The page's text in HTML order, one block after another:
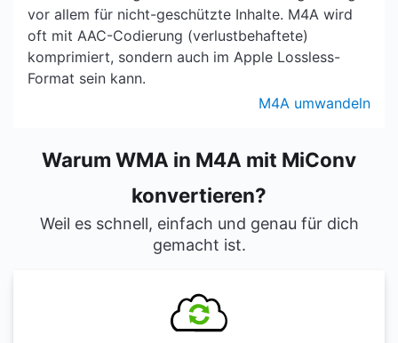
vor allem für nicht-geschützte Inhalte. M4A wird
oft mit AAC-Codierung (verlustbehaftete)
komprimiert, sondern auch im Apple Lossless-
Format sein kann.
M4A umwandeln
Warum WMA in M4A mit MiConv
konvertieren?
Weil es schnell, einfach und genau für dich
gemacht ist.